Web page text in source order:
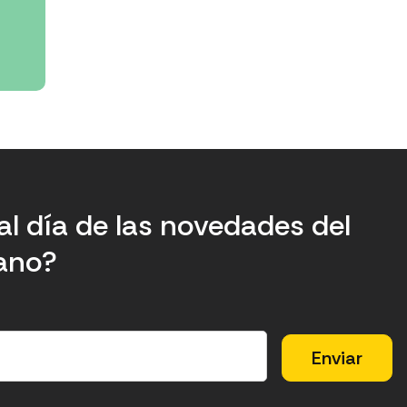
día de las novedades del